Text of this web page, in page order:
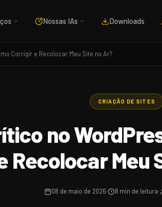
Nossas IAs Downloads
Corrigir e Recolocar Meu Site no Ar?
CRIAÇÃO DE SITES
no
Recolocar Meu
08 de maio de 2026 8 min de leitura